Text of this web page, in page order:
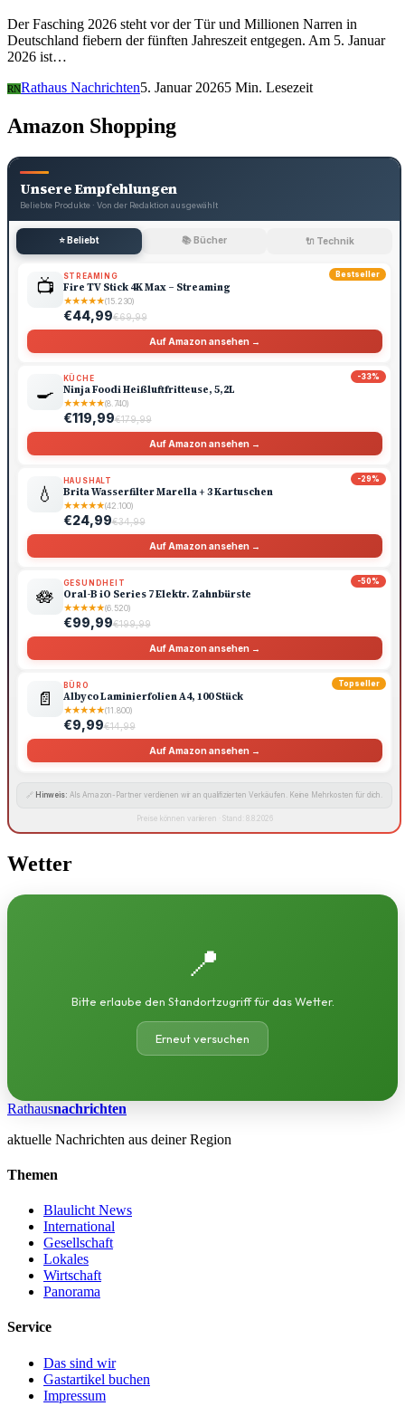
Der Fasching 2026 steht vor der Tür und Millionen Narren in
Deutschland fiebern der fünften Jahreszeit entgegen. Am 5. Januar
2026 ist…
RNRathaus Nachrichten5. Januar 20265 Min. Lesezeit
Amazon Shopping
Unsere Empfehlungen
Beliebte Produkte · Von der Redaktion ausgewählt
⭐ Beliebt 📚 Bücher 🔌 Technik
Bestseller
📺 STREAMING
Fire TV Stick 4K Max – Streaming
★★★★★(15.230)
€44,99€69,99
Auf Amazon ansehen →
-33%
🍳
KÜCHE
Ninja Foodi Heißluftfritteuse, 5,2L
★★★★★(8.740)
€119,99€179,99
Auf Amazon ansehen →
-29%
💧
HAUSHALT
Brita Wasserfilter Marella + 3 Kartuschen
★★★★★(42.100)
€24,99€34,99
Auf Amazon ansehen →
-50%
🪷
GESUNDHEIT
Oral-B iO Series 7 Elektr. Zahnbürste
★★★★★(6.520)
€99,99€199,99
Auf Amazon ansehen →
Topseller
📄
BÜRO
Albyco Laminierfolien A4, 100 Stück
★★★★★(11.800)
€9,99€14,99
Auf Amazon ansehen →
🔗 Hinweis: Als Amazon-Partner verdienen wir an qualifizierten Verkäufen. Keine Mehrkosten für dich.
Preise können variieren · Stand: 8.8.2026
Wetter
📍
Bitte erlaube den Standortzugriff für das Wetter.
Erneut versuchen
Rathausnachrichten
aktuelle Nachrichten aus deiner Region
Themen
Blaulicht News
International
Gesellschaft
Lokales
Wirtschaft
Panorama
Service
Das sind wir
Gastartikel buchen
Impressum